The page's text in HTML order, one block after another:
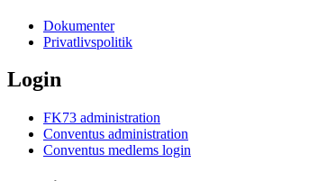
Dokumenter
Privatlivspolitik
Login
FK73 administration
Conventus administration
Conventus medlems login